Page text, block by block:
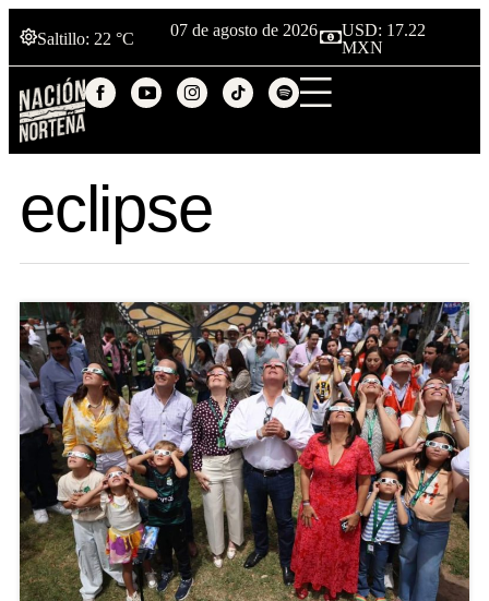
Saltillo: 22 °C 07 de agosto de 2026
USD: 17.22
MXN
eclipse